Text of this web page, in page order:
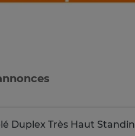
Duplex Très Haut